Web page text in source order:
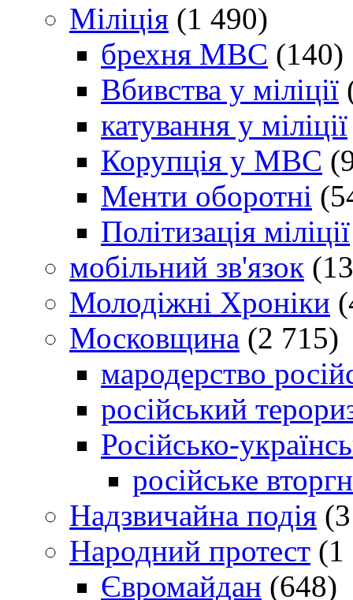
Міліція (1 490)
брехня МВС (140)
Вбивства у міліції
катування у міліції
Корупція у МВС
Менти оборотні
Політизація міліції
мобільний зв'язок
Молодіжні Хроніки
Московщина (2 715)
мародерство
російський
Російсько-
російське
Надзвичайна подія
Народний протест (1
Євромайдан (648)